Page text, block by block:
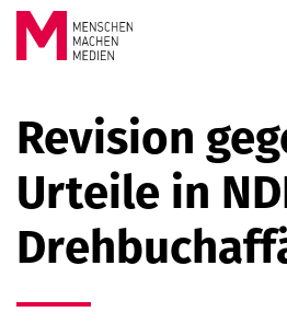
Springe zum Inhalt
MACHEN
MEDIEN
Revision
Urteile in